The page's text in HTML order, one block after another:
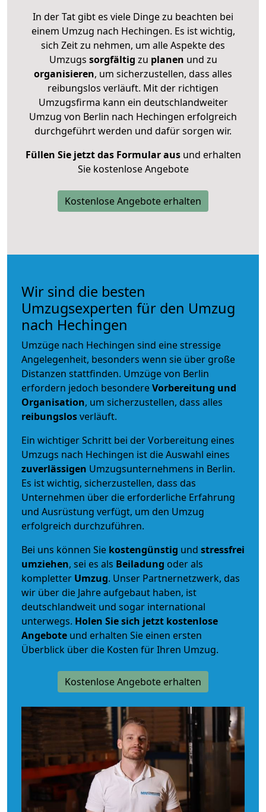
In der Tat gibt es viele Dinge zu beachten bei
einem Umzug nach Hechingen. Es ist wichtig,
sich Zeit zu nehmen, um alle Aspekte des
Umzugs sorgfältig zu planen und zu
organisieren, um sicherzustellen, dass alles
reibungslos verläuft. Mit der richtigen
Umzugsfirma kann ein deutschlandweiter
Umzug von Berlin nach Hechingen erfolgreich
durchgeführt werden und dafür sorgen wir.
Füllen Sie jetzt das Formular ausund erhalten
Sie kostenlose Angebote
Kostenlose Angebote erhalten
Wir sind die besten
Umzugsexperten für den Umzug
nach Hechingen
Umzüge nach Hechingen sind eine stressige
Angelegenheit, besonders wenn sie über große
Distanzen stattfinden. Umzüge von Berlin
erfordern jedoch besondereVorbereitung und
Organisation, um sicherzustellen, dass alles
reibungslosverläuft.
Ein wichtiger Schritt bei der Vorbereitung eines
Umzugs nach Hechingen ist die Auswahl eines
zuverlässigen Umzugsunternehmens in Berlin.
Es ist wichtig, sicherzustellen, dass das
Unternehmen über die erforderliche Erfahrung
und Ausrüstung verfügt, um den Umzug
erfolgreich durchzuführen.
Bei uns können Sie kostengünstig und stressfrei
umziehen, sei es als Beiladung oder als
kompletter Umzug. Unser Partnernetzwerk, das
wir über die Jahre aufgebaut haben, ist
deutschlandweit und sogar international
unterwegs. Holen Sie sich jetzt kostenlose
Angebote und erhalten Sie einen ersten
Überblick über die Kosten für Ihren Umzug.
Kostenlose Angebote erhalten